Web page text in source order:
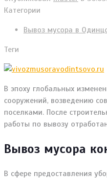
Категории
Вывоз мусора в
Теги
В эпоху глобальных
сооружений, возведению
поселками. После
работы по вывозу
Вывоз мусора
В сфере предоставления